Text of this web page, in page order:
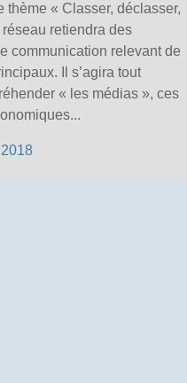
thème « Classer, déclasser,
retiendra des
communication relevant de
Il s’agira tout
« les médias », ces